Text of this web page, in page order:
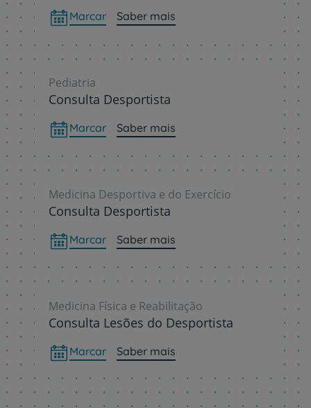
Marcar Saber mais
Pediatria
Consulta Desportista
Marcar Saber mais
Medicina Desportiva e do Exercício
Consulta Desportista
Marcar Saber mais
Medicina Física e Reabilitação
Consulta Lesões do Desportista
Marcar Saber mais